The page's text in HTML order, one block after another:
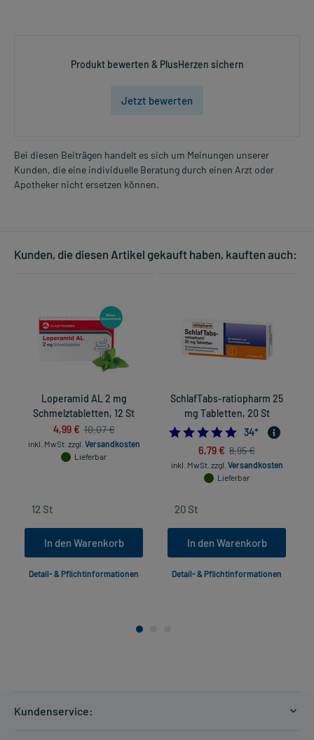
Produkt bewerten & PlusHerzen sichern
Jetzt bewerten
Bei diesen Beiträgen handelt es sich um Meinungen unserer
Kunden, die eine individuelle Beratung durch einen Arzt oder
Apotheker nicht ersetzen können.
Kunden, die diesen Artikel gekauft haben, kauften auch:
Loperamid AL 2 mg
Schmelztabletten, 12 St
4,99 € 10,07 €
inkl. MwSt. zzgl. Versandkosten
Lieferbar
In den Warenkorb
Detail- & Pflichtinformationen
SchlafTabs-ratiopharm 25
mg Tabletten, 20 St
34*
6,79 € 8,95 €
inkl. MwSt. zzgl. Versandkosten
Lieferbar
In den Warenkorb
Detail- & Pflichtinformationen
Kundenservice: